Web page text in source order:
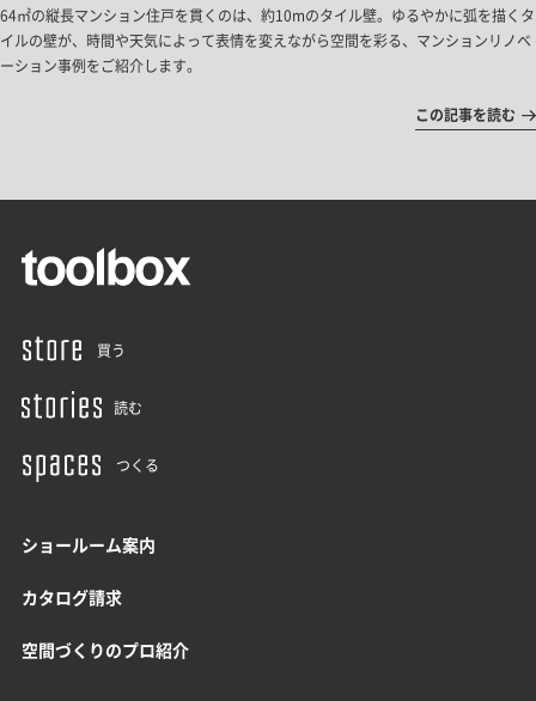
64㎡の縦長マンション住戸を貫くのは、約10mのタイル壁。ゆるやかに弧を描くタ
イルの壁が、時間や天気によって表情を変えながら空間を彩る、マンションリノベ
ーション事例をご紹介します。
この記事を読む
買う
読む
つくる
ショールーム案内
カタログ請求
空間づくりのプロ紹介